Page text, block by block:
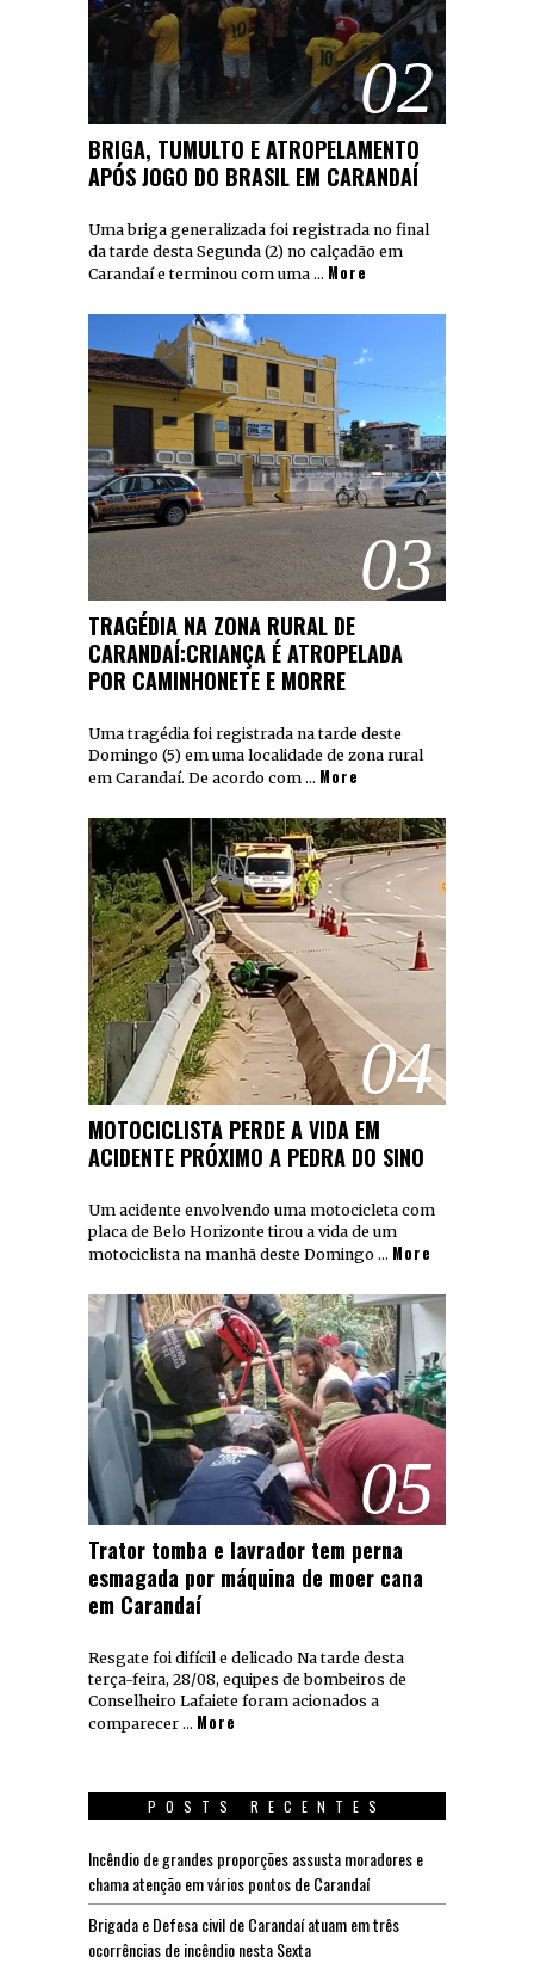
02
BRIGA, TUMULTO E ATROPELAMENTO
APÓS JOGO DO BRASIL EM CARANDAÍ
Uma briga generalizada foi registrada no final
da tarde desta Segunda (2) no calçadão em
Carandaí e terminou com uma … More
03
TRAGÉDIA NA ZONA RURAL DE
CARANDAÍ:CRIANÇA É ATROPELADA
POR CAMINHONETE E MORRE
Uma tragédia foi registrada na tarde deste
Domingo (5) em uma localidade de zona rural
em Carandaí. De acordo com … More
04
MOTOCICLISTA PERDE A VIDA EM
ACIDENTE PRÓXIMO A PEDRA DO SINO
Um acidente envolvendo uma motocicleta com
placa de Belo Horizonte tirou a vida de um
motociclista na manhã deste Domingo … More
05
Trator tomba e lavrador tem perna
esmagada por máquina de moer cana
em Carandaí
Resgate foi difícil e delicado Na tarde desta
terça-feira, 28/08, equipes de bombeiros de
Conselheiro Lafaiete foram acionados a
comparecer … More
POSTS RECENTES
Incêndio de grandes proporções assusta moradores e
chama atenção em vários pontos de Carandaí
Brigada e Defesa civil de Carandaí atuam em três
ocorrências de incêndio nesta Sexta